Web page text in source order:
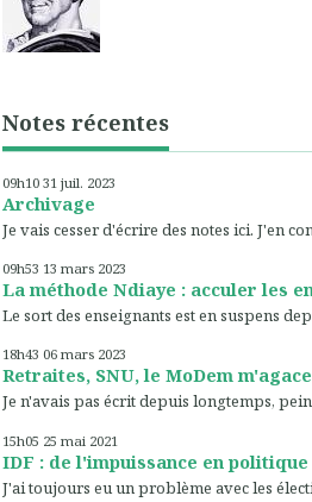
Notes récentes
09h10 31 juil. 2023
Archivage
Je vais cesser d'écrire des notes ici. J'en
09h53 13 mars 2023
La méthode Ndiaye : acculer les
Le sort des enseignants est en suspens
18h43 06 mars 2023
Retraites, SNU, le MoDem
Je n'avais pas écrit depuis longtemps,
15h05 25 mai 2021
IDF : de l'impuissance en
J'ai toujours eu un problème avec les